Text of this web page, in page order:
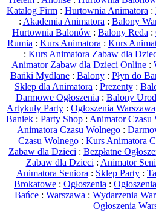
Katalog Firm: Hurtownia Animatora:
: Akademia Animatora: Balony
Hurtownia Balonów : Balony Reda :
Rumia: Kurs Animatora: Kurs
: Kurs Animatora Zabaw dla
Animator Zabaw dla Dzieci Online:
Bańki Mydlane: Balony: Płyn do
Sklep dla Animatora: Prezenty:
Darmowe Ogłoszenia: Balony
Artykuły Party : Ogłoszenia Warszawa
Baniek : Party Shop : Animator Czasu
Animatora Czasu Wolnego :
Czasu Wolnego : Kurs Animatora
Zabaw dla Dzieci : Bezpłatne
Zabaw dla Dzieci: Animator
Animatora Seniora : Sklep Party :
Brokatowe : Ogłoszenia :
Bańce : Warszawa : Wydarzenia
Ogłoszenia